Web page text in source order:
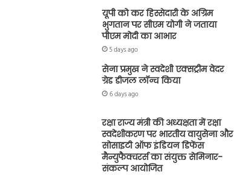
यूपी को कर हिस्सेदारी के अग्रिम
भुगतान पर सीएम योगी ने जताया
पीएम मोदी का आभार
5 days ago
सेना प्रमुख ने स्वदेशी एक्सट्रीम वेदर
ग्रेड डीजल लॉन्च किया
6 days ago
रक्षा राज्य मंत्री की अध्यक्षता में रक्षा
स्वदेशीकरण पर भारतीय वायुसेना और
सोसाइटी ऑफ इंडियन डिफेंस
मैन्युफैक्चरर्स का संयुक्त सेमिनार-
संकल्प आयोजित